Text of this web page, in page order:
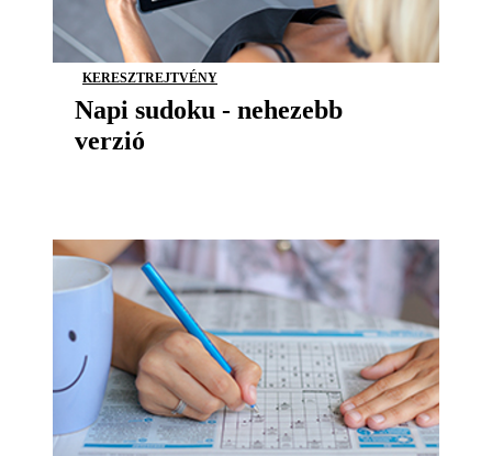
KERESZTREJTVÉNY
Napi sudoku - nehezebb
verzió